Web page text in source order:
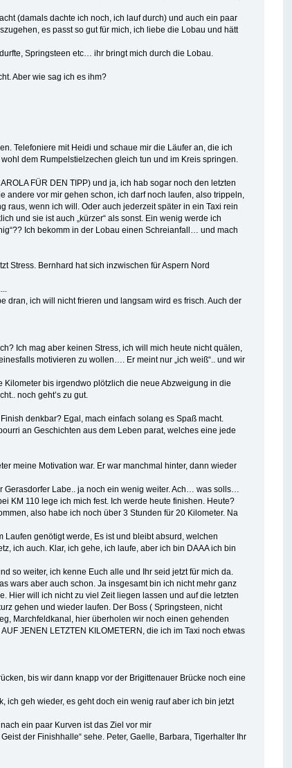
(damals dachte ich noch, ich lauf durch) und auch ein paar
es passt so gut für mich, ich liebe die Lobau und hätt
Springsteen etc… ihr bringt mich durch die Lobau.
Aber wie sag ich es ihm?
Telefoniere mit Heidi und schaue mir die Läufer an, die ich
dem Rumpelstielzechen gleich tun und im Kreis springen.
FÜR DEN TIPP) und ja, ich hab sogar noch den letzten
vor mir gehen schon, ich darf noch laufen, also trippeln,
raus, wenn ich will. Oder auch jederzeit später in ein Taxi rein
und sie ist auch „kürzer“ als sonst. Ein wenig werde ich
Ich bekomm in der Lobau einen Schreianfall… und mach
Stress. Bernhard hat sich inzwischen für Aspern Nord
dran, ich will nicht frieren und langsam wird es frisch. Auch der
Ich mag aber keinen Stress, ich will mich heute nicht quälen,
motivieren zu wollen…. Er meint nur „ich weiß“.. und wir
bis irgendwo plötzlich die neue Abzweigung in die
noch geht’s zu gut.
denkbar? Egal, mach einfach solang es Spaß macht.
an Geschichten aus dem Leben parat, welches eine jede
meine Motivation war. Er war manchmal hinter, dann wieder
Gerasdorfer Labe.. ja noch ein wenig weiter. Ach… was solls…
KM 110 lege ich mich fest. Ich werde heute finishen. Heute?
also habe ich noch über 3 Stunden für 20 Kilometer. Na
genötigt werde, Es ist und bleibt absurd, welchen
ich auch. Klar, ich gehe, ich laufe, aber ich bin DAAA ich bin
so weiter, ich kenne Euch alle und Ihr seid jetzt für mich da.
wars aber auch schon. Ja insgesamt bin ich nicht mehr ganz
Hier will ich nicht zu viel Zeit liegen lassen und auf die letzten
gehen und wieder laufen. Der Boss ( Springsteen, nicht
Marchfeldkanal, hier überholen wir noch einen gehenden
JENEN LETZTEN KILOMETERN, die ich im Taxi noch etwas
bis wir dann knapp vor der Brigittenauer Brücke noch eine
ich geh wieder, es geht doch ein wenig rauf aber ich bin jetzt
ein paar Kurven ist das Ziel vor mir
der Finishhalle“ sehe. Peter, Gaelle, Barbara, Tigerhalter Ihr